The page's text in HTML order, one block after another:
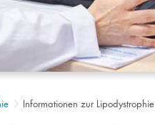
Informationen zur Lipodystrophie